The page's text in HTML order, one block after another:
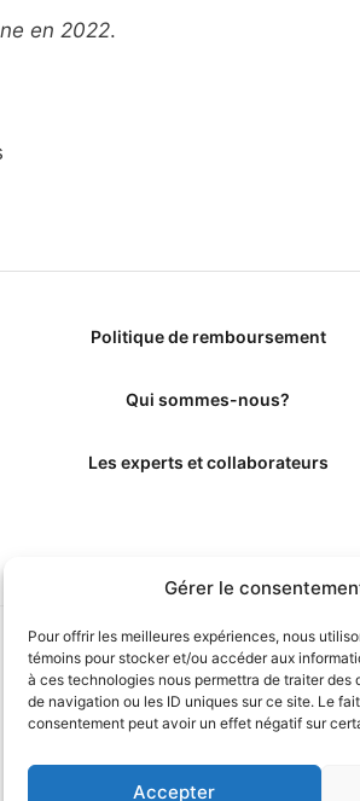
Gérer le
Pour offrir les meilleures expériences, nous
témoins pour stocker et/ou accéder aux
à ces technologies nous permettra de traiter des
de navigation ou les ID uniques sur ce site. Le
consentement peut avoir un effet négatif sur
Accepter
en 2022.
Politique de remboursement
Qui sommes-nous?
Les experts et collaborateurs